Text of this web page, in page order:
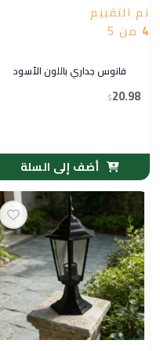
تم التقييم
4 من 5
فانوس جداري باللون الأسود
$20.98
أضف إلى السلة